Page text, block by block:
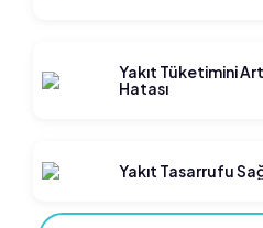
Yakıt Tüketimini
Hatası
Yakıt Tasarrufu